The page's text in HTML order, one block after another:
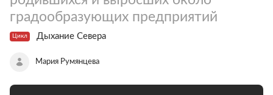
градообразующих предприятий
Цикл Дыхание Севера
Мария Румянцева